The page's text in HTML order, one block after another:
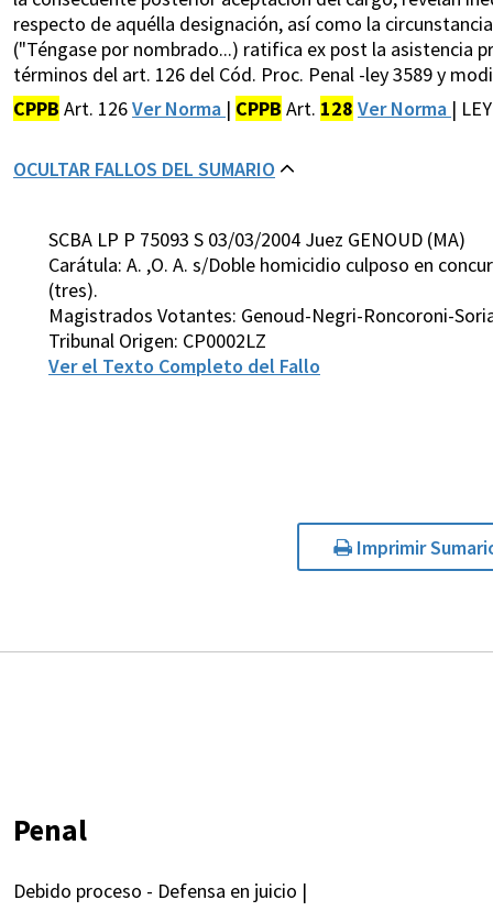
respecto de aquélla designación, así como la
("Téngase por nombrado...) ratifica ex post la asistencia
términos del art. 126 del Cód. Proc. Penal -ley 3589 y
CPPB Art. 126Ver Norma | CPPB Art. 128 Ver Norma |
OCULTAR FALLOS DEL SUMARIO
SCBA LP P 75093 S 03/03/2004 Juez GENOUD (MA)
Carátula: A. ,O. A. s/Doble homicidio culposo en
(tres).
Magistrados Votantes: Genoud-Negri-Roncoroni-
Tribunal Origen: CP0002LZ
Ver el Texto Completo del Fallo
Imprimir
Penal
Debido proceso - Defensa en juicio |